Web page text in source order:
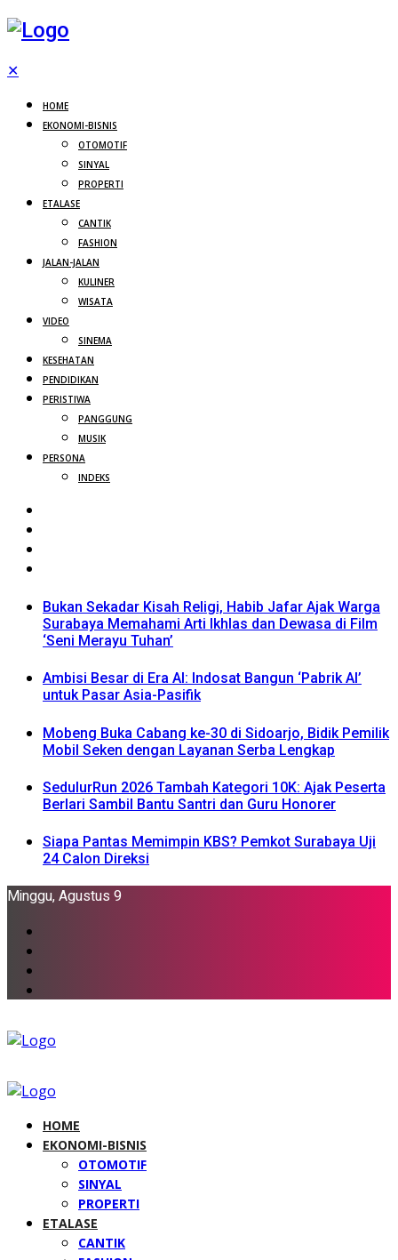
✕
HOME
EKONOMI-BISNIS
OTOMOTIF
SINYAL
PROPERTI
ETALASE
CANTIK
FASHION
JALAN-JALAN
KULINER
WISATA
VIDEO
SINEMA
KESEHATAN
PENDIDIKAN
PERISTIWA
PANGGUNG
MUSIK
PERSONA
INDEKS
Bukan Sekadar Kisah Religi, Habib Jafar Ajak Warga
Surabaya Memahami Arti Ikhlas dan Dewasa di Film
‘Seni Merayu Tuhan’
Ambisi Besar di Era AI: Indosat Bangun ‘Pabrik AI’
untuk Pasar Asia-Pasifik
Mobeng Buka Cabang ke-30 di Sidoarjo, Bidik Pemilik
Mobil Seken dengan Layanan Serba Lengkap
SedulurRun 2026 Tambah Kategori 10K: Ajak Peserta
Berlari Sambil Bantu Santri dan Guru Honorer
Siapa Pantas Memimpin KBS? Pemkot Surabaya Uji
24 Calon Direksi
Minggu, Agustus 9
HOME
EKONOMI-BISNIS
OTOMOTIF
SINYAL
PROPERTI
ETALASE
CANTIK